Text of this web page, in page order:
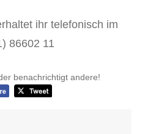
ihr telefonisch im
86602 11
benachrichtigt andere!